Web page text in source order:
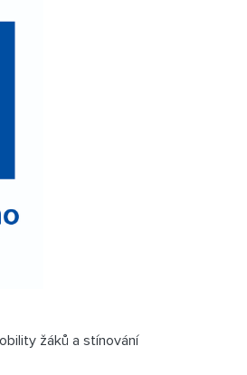
žáků a stínování